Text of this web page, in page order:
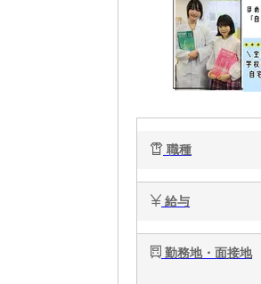
職種
給与
勤務地・面接地